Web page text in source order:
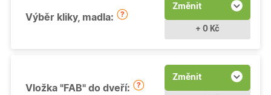
Výběr kliky, madla:
Změnit
+ 0 Kč
Vložka "FAB" do dveří:
Změnit